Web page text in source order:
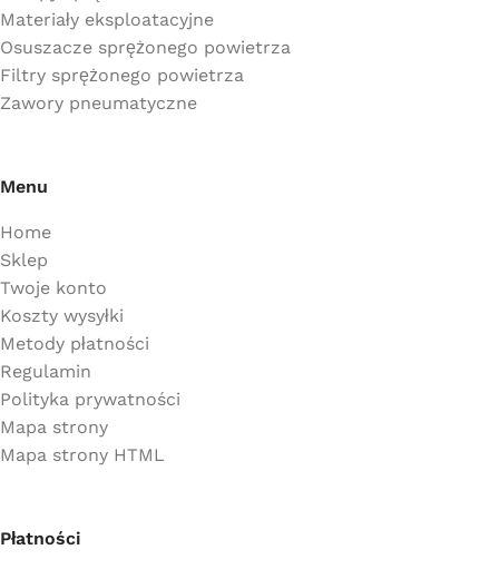
Materiały eksploatacyjne
Osuszacze sprężonego powietrza
Filtry sprężonego powietrza
Zawory pneumatyczne
Menu
Home
Sklep
Twoje konto
Koszty wysyłki
Metody płatności
Regulamin
Polityka prywatności
Mapa strony
Mapa strony HTML
Płatności